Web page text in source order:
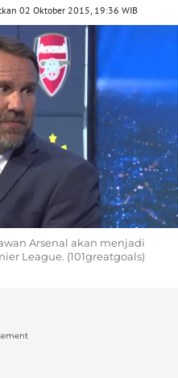
02 Oktober 2015, 19:36 WIB
Arsenal akan menjadi
League. (101greatgoals)